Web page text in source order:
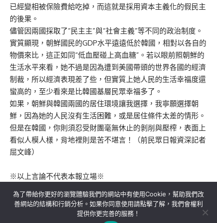
已經變相被保險費給吃掉，而這就是採用資本主義化的假民主
的後果。
儘管因兩國採取了“民主主”與“社會主義”等不同的政治制度。
實質顯現，朝鮮國民的GDP水平遠遠低於韓國，相對以各自的
物價來比，這正如同“低血壓碰上高血糖”。若以眼前照朝鮮的
生活水平來看，她不過是因為遭到美國帶頭的世界各國的經濟
制裁，所以經濟表現差了些，但實質上她人民的生活幸福度還
蠻高的，至少看來是比韓國基層民眾幸福多了。
如果，朝鮮與韓國兩國的居住環境讓我選擇，我寧願選擇朝
鮮，因為她的人民沒有生活困難，或是居住條件太差的情形。
但是在韓國，你則須忍受財團毫無休止的剝削與壓榨，表面上
看似人模人樣，背地裡則是苦不堪言！（前民眾日報資深記者
屈文峰）
※以上言論不代表本報立場※
關於我們 隱私權政策 聯絡我們
為了帶給你更好的瀏覽體驗我們的網站中有使用Cookie，幫助我們改
善網站的結構和行銷分析。如果你同意使用請點擊了解，我們會權利
提供你更完善的服務！